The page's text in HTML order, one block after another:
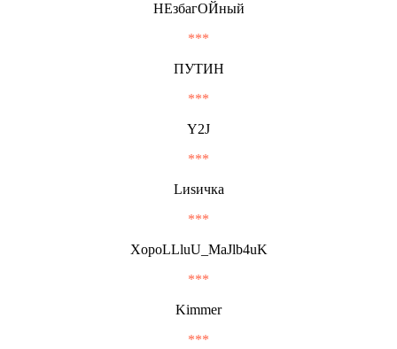
НЕзбагОЙный
***
ПУТИН
***
Y2J
***
Lиsичка
***
XopoLLluU_MaJlb4uK
***
Kimmer
***